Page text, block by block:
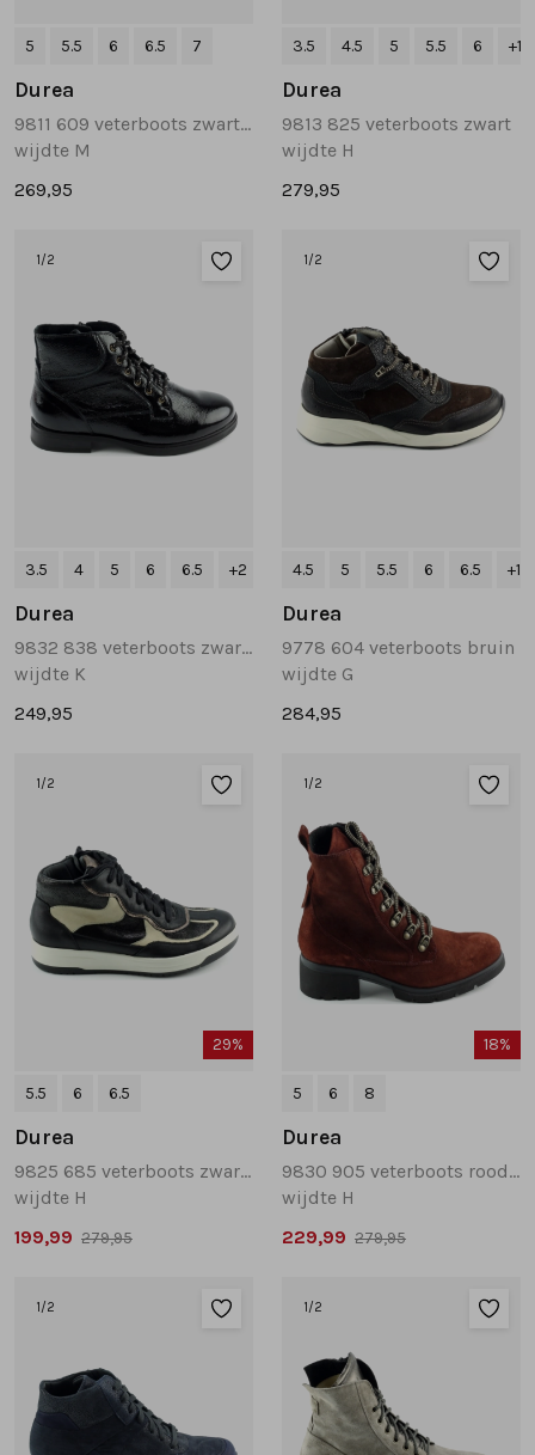
5 5.5 6 6.5 7
Durea
9811 609 veterboots zwart combinatie
wijdte M
269,95
3.5 4.5 5 5.5 6 +1
Durea
9813 825 veterboots zwart
wijdte H
279,95
1 /2
3.5 4 5 6 6.5 +2
Durea
9832 838 veterboots zwart combinatie
wijdte K
249,95
1 /2
4.5 5 5.5 6 6.5 +1
Durea
9778 604 veterboots bruin
wijdte G
284,95
1 /2
29%
5.5 6 6.5
Durea
9825 685 veterboots zwart combinatie
wijdte H
199,99 279,95
1 /2
18%
5 6 8
Durea
9830 905 veterboots roodbruin
wijdte H
229,99 279,95
1 /2 1 /2